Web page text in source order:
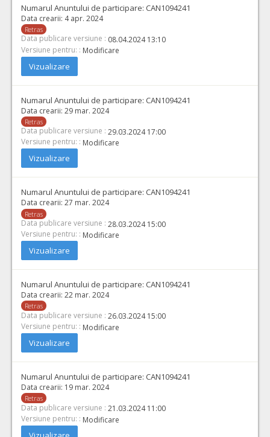
Numarul Anuntului de participare: CAN1094241
Data crearii: 4 apr. 2024
Retras
Data publicare versiune : 08.04.2024 13:10
Versiune pentru: : Modificare
Vizualizare
Numarul Anuntului de participare: CAN1094241
Data crearii: 29 mar. 2024
Retras
Data publicare versiune : 29.03.2024 17:00
Versiune pentru: : Modificare
Vizualizare
Numarul Anuntului de participare: CAN1094241
Data crearii: 27 mar. 2024
Retras
Data publicare versiune : 28.03.2024 15:00
Versiune pentru: : Modificare
Vizualizare
Numarul Anuntului de participare: CAN1094241
Data crearii: 22 mar. 2024
Retras
Data publicare versiune : 26.03.2024 15:00
Versiune pentru: : Modificare
Vizualizare
Numarul Anuntului de participare: CAN1094241
Data crearii: 19 mar. 2024
Retras
Data publicare versiune : 21.03.2024 11:00
Versiune pentru: : Modificare